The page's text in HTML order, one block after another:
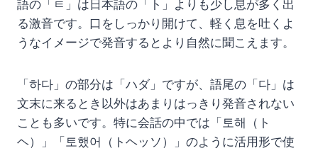
語の「ㅌ」は日本語の「ト」よりも少し息が多く出
る激音です。口をしっかり開けて、軽く息を吐くよ
うなイメージで発音するとより自然に聞こえます。
「하다」の部分は「ハダ」ですが、語尾の「다」は
文末に来るとき以外はあまりはっきり発音されない
ことも多いです。特に会話の中では「토해（ト
ヘ）」「토했어（トヘッソ）」のように活用形で使